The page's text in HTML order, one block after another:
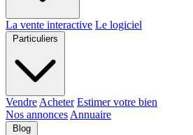
La vente interactive Le logiciel
Particuliers
Vendre Acheter Estimer votre bien
Nos annonces Annuaire
Blog